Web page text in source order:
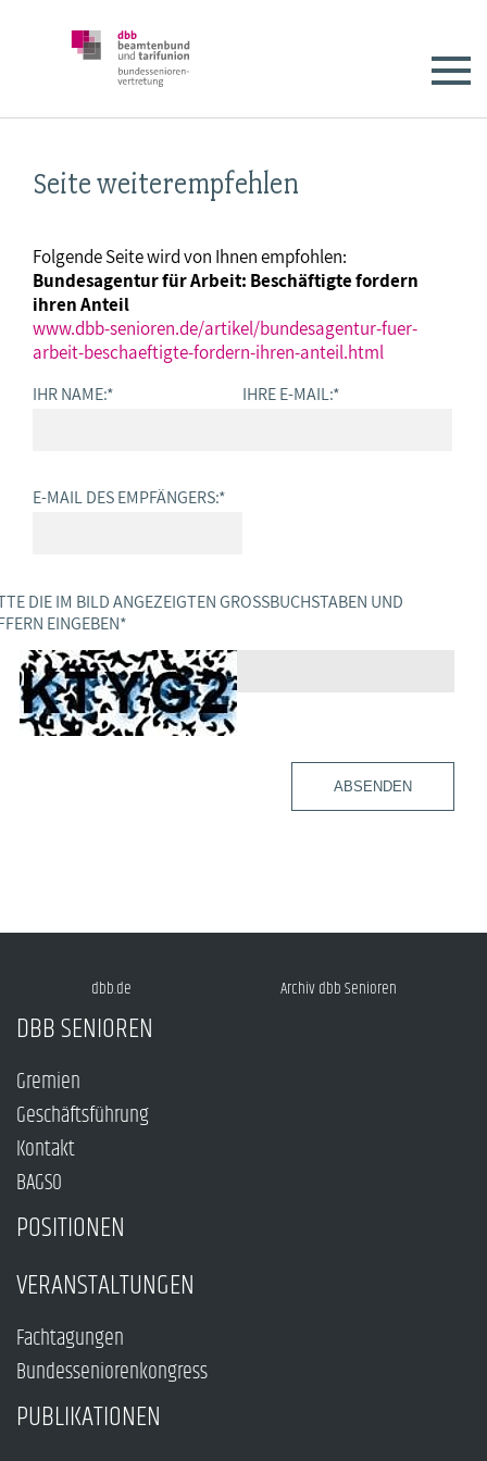
Seite weiterempfehlen
Folgende Seite wird von Ihnen empfohlen:
Bundesagentur für Arbeit: Beschäftigte fordern
ihren Anteil
www.dbb-senioren.de/artikel/bundesagentur-fuer-
arbeit-beschaeftigte-fordern-ihren-anteil.html
IHR NAME:* IHRE E-MAIL:*
E-MAIL DES EMPFÄNGERS:*
DIE IM BILD ANGEZEIGTEN GROSSBUCHSTABEN UND Z
EINGEBEN *
ABSENDEN
dbb.de Archiv dbb Senioren
DBB SENIOREN
Gremien
Geschäftsführung
Kontakt
BAGSO
POSITIONEN
VERANSTALTUNGEN
Fachtagungen
Bundesseniorenkongress
PUBLIKATIONEN